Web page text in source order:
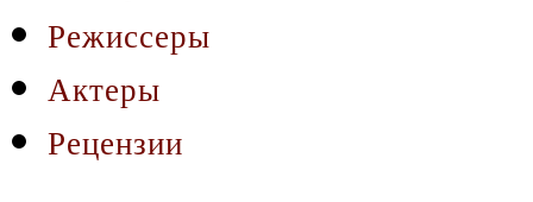
Режиссеры
Актеры
Рецензии